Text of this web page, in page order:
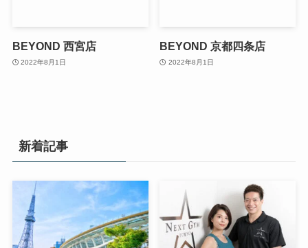
BEYOND 西宮店
2022年8月1日
BEYOND 京都四条店
2022年8月1日
新着記事